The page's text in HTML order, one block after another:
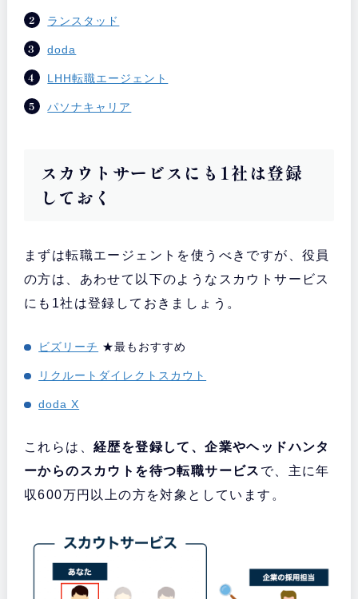
ランスタッド
doda
LHH転職エージェント
パソナキャリア
スカウトサービスにも1社は登録
しておく
まずは転職エージェントを使うべきですが、役員
の方は、あわせて以下のようなスカウトサービス
にも1社は登録しておきましょう。
ビズリーチ ★最もおすすめ
リクルートダイレクトスカウト
doda X
これらは、 経歴を登録して、企業やヘッドハンタ
ーからのスカウトを待つ転職サービス で、主に年
収600万円以上の方を対象としています。